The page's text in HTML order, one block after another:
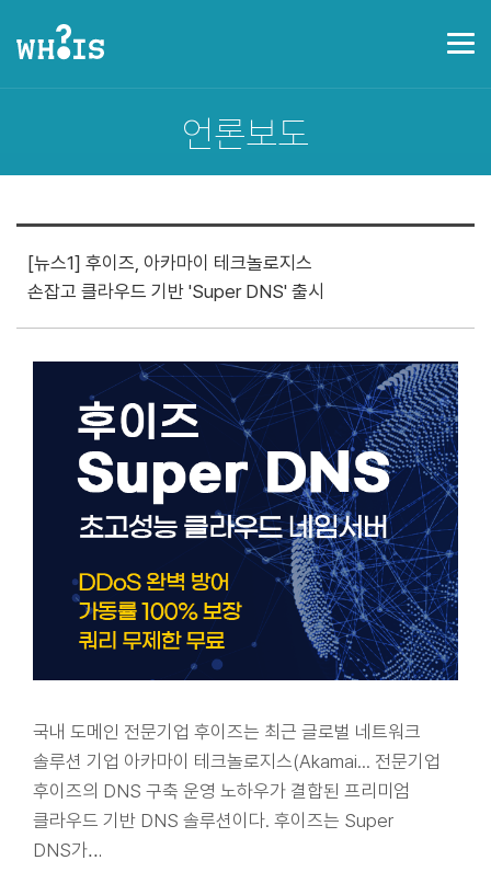
제휴제안 / 파트너신청 공지사항 언론보도
언론보도
[뉴스1] 후이즈, 아카마이 테크놀로지스
손잡고 클라우드 기반 'Super DNS' 출시
국내 도메인 전문기업 후이즈는 최근 글로벌 네트워크
솔루션 기업 아카마이 테크놀로지스(Akamai... 전문기업
후이즈의 DNS 구축 운영 노하우가 결합된 프리미엄
클라우드 기반 DNS 솔루션이다. 후이즈는 Super
DNS가...